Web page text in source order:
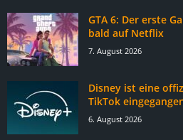
GTA 6: Der erste
bald auf Netflix
7. August 2026
Disney ist eine
TikTok
6. August 2026